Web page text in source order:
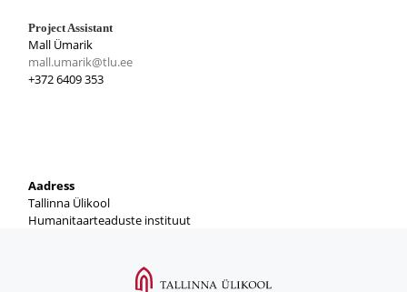
Project Assistant
Mall Ümarik
mall.umarik@tlu.ee
+372 6409 353
Aadress
Tallinna Ülikool
Humanitaarteaduste instituut